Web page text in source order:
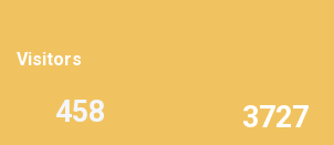
Visitors
458 3727